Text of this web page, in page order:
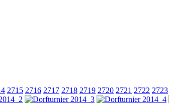
2715 2716 2717 2718 2719 2720 2721 2722 2723